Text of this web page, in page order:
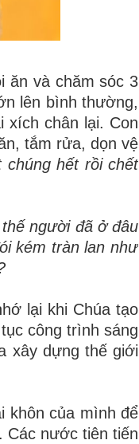
ăn và chăm sóc 3
lên bình thường,
chân lại. Con
tắm rửa, dọn vệ
chúng hết rồi chết
người đã ở đâu
kém tràn lan như
lại khi Chúa tạo
công trình sáng
xây dựng thế giới
khôn của mình để
Các nước tiên tiến